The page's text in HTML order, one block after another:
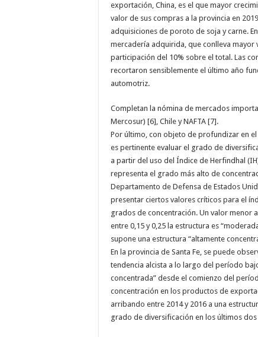
exportación, China, es el que mayor
valor de sus compras a la provincia en
adquisiciones de poroto de soja y carne.
mercadería adquirida, que conlleva mayor
participación del 10% sobre el total. Las
recortaron sensiblemente el último año
automotriz.
Completan la nómina de mercados
Mercosur) [6], Chile y NAFTA [7].
Por último, con objeto de profundizar en
es pertinente evaluar el grado de
a partir del uso del Índice de Herfindhal
representa el grado más alto de
Departamento de Defensa de Estados
presentar ciertos valores críticos para el
grados de concentración. Un valor menor
entre 0,15 y 0,25 la estructura es
supone una estructura “altamente
En la provincia de Santa Fe, se puede
tendencia alcista a lo largo del período
concentrada” desde el comienzo del
concentración en los productos de
arribando entre 2014 y 2016 a una
grado de diversificación en los últimos